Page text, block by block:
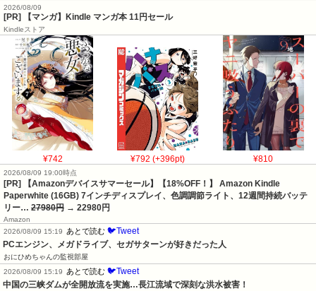
2026/08/09
[PR] 【マンガ】Kindle マンガ本 11円セール
Kindleストア
¥742 ¥792 (+396pt) ¥810
2026/08/09 19:00時点
[PR] 【Amazonデバイスサマーセール】【18%OFF！】 Amazon Kindle
Paperwhite (16GB) 7インチディスプレイ、色調調節ライト、12週間持続バッテ
リー… 27980円 → 22980円
Amazon
2026/08/09 15:19 あとで読む 🐦Tweet
PCエンジン、メガドライブ、セガサターンが好きだった人
おにひめちゃんの監視部屋
2026/08/09 15:19 あとで読む 🐦Tweet
中国の三峡ダムが全開放流を実施…長江流域で深刻な洪水被害！